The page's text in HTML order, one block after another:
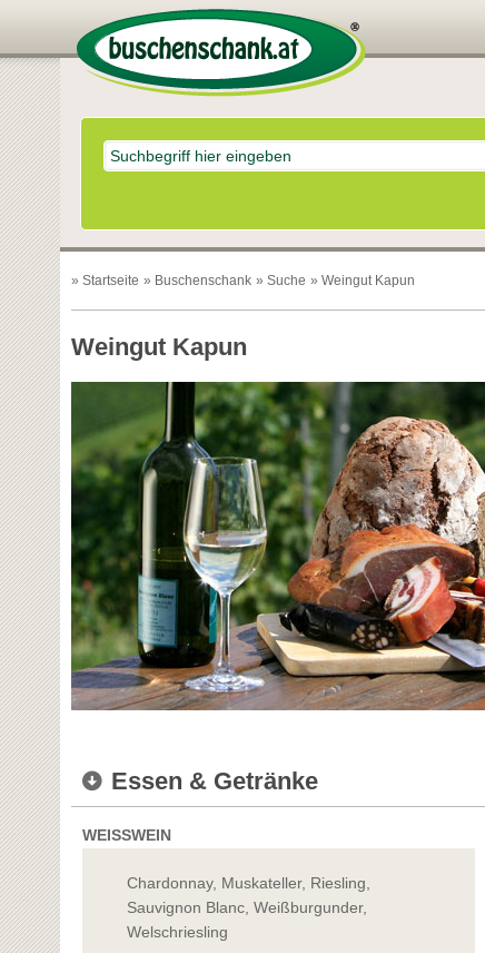
» Startseite » Buschenschank » Suche » Weingut Kapun
Weingut Kapun
Essen & Getränke
WEISSWEIN
Chardonnay, Muskateller, Riesling,
Sauvignon Blanc, Weißburgunder,
Welschriesling